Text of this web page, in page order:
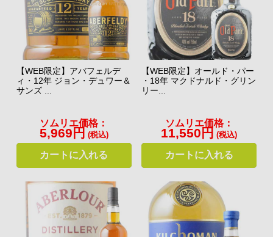
【WEB限定】アバフェルデ
ィ・12年 ジョン・デュワー＆
サンズ ...
ソムリエ価格：
5,969円 (税込)
カートに入れる
【WEB限定】オールド・パー
・18年 マクドナルド・グリン
リー...
ソムリエ価格：
11,550円 (税込)
カートに入れる